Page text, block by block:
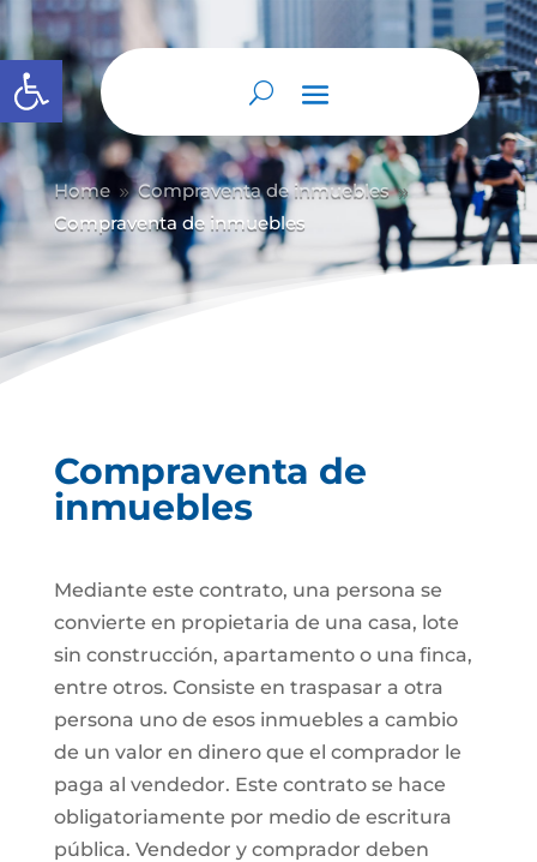
Abrir barra de herramientas
Home 9 Compraventa de inmuebles 9
Compraventa de inmuebles
Compraventa de
inmuebles
Mediante este contrato, una persona se
convierte en propietaria de una casa, lote
sin construcción, apartamento o una finca,
entre otros. Consiste en traspasar a otra
persona uno de esos inmuebles a cambio
de un valor en dinero que el comprador le
paga al vendedor. Este contrato se hace
obligatoriamente por medio de escritura
pública. Vendedor y comprador deben